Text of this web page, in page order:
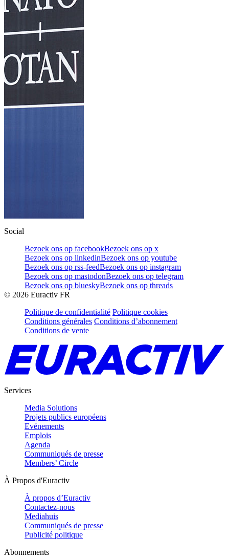
Social
Bezoek ons op facebookBezoek ons op x
Bezoek ons op linkedinBezoek ons op youtube
Bezoek ons op rss-feedBezoek ons op instagram
Bezoek ons op mastodonBezoek ons op telegram
Bezoek ons op blueskyBezoek ons op threads
© 2026 Euractiv FR
Politique de confidentialité Politique cookies
Conditions générales Conditions d’abonnement
Conditions de vente
Services
Media Solutions
Projets publics européens
Evénements
Emplois
Agenda
Communiqués de presse
Members’ Circle
À Propos d'Euractiv
À propos d’Euractiv
Contactez-nous
Mediahuis
Communiqués de presse
Publicité politique
Abonnements